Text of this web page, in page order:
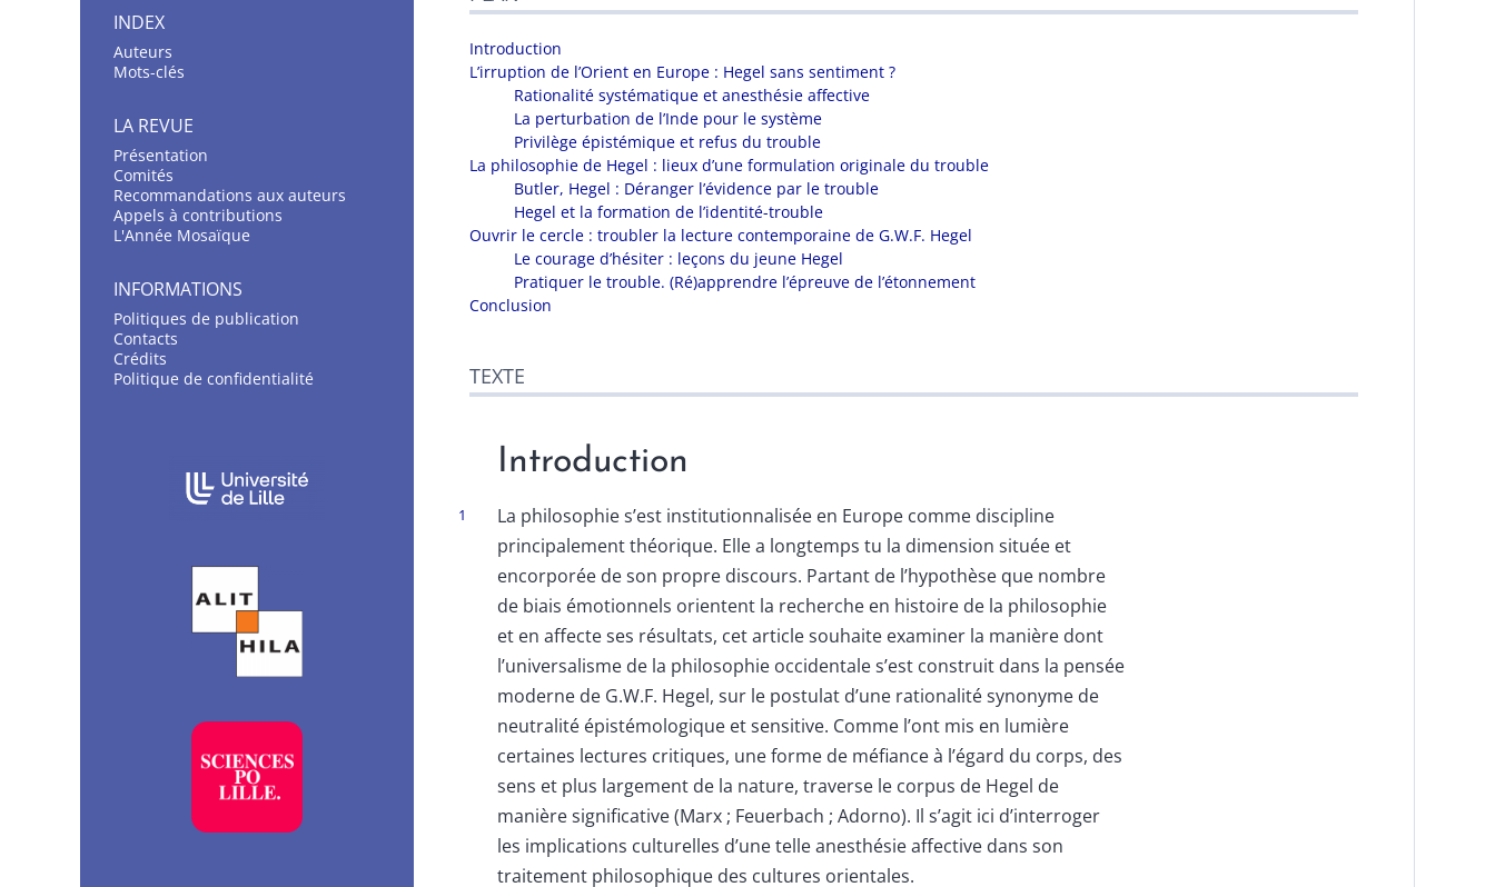
INDEX
Auteurs
Mots-clés
LA REVUE
Présentation
Comités
Recommandations aux auteurs
Appels à contributions
L'Année Mosaïque
INFORMATIONS
Politiques de publication
Contacts
Crédits
Politique de confidentialité
Introduction
L’irruption de l’Orient en Europe : Hegel sans sentiment ?
Rationalité systématique et anesthésie affective
La perturbation de l’Inde pour le système
Privilège épistémique et refus du trouble
La philosophie de Hegel : lieux d’une formulation originale du trouble
Butler, Hegel : Déranger l’évidence par le trouble
Hegel et la formation de l’identité-trouble
Ouvrir le cercle : troubler la lecture contemporaine de G.W.F. Hegel
Le courage d’hésiter : leçons du jeune Hegel
Pratiquer le trouble. (Ré)apprendre l’épreuve de l’étonnement
Conclusion
TEXTE
Introduction
La philosophie s’est institutionnalisée en Europe comme discipline
principalement théorique. Elle a longtemps tu la dimension située et
encorporée de son propre discours. Partant de l’hypothèse que nombre
de biais émotionnels orientent la recherche en histoire de la philosophie
et en affecte ses résultats, cet article souhaite examiner la manière dont
l’universalisme de la philosophie occidentale s’est construit dans la pensée
moderne de G.W.F. Hegel, sur le postulat d’une rationalité synonyme de
neutralité épistémologique et sensitive. Comme l’ont mis en lumière
certaines lectures critiques, une forme de méfiance à l’égard du corps, des
sens et plus largement de la nature, traverse le corpus de Hegel de
manière significative (Marx ; Feuerbach ; Adorno). Il s’agit ici d’interroger
les implications culturelles d’une telle anesthésie affective dans son
traitement philosophique des cultures orientales.